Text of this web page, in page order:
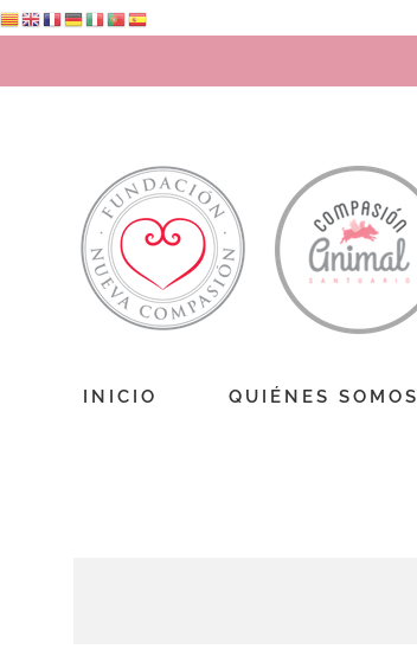
contenido
INICIO QUIÉNES SOMOS